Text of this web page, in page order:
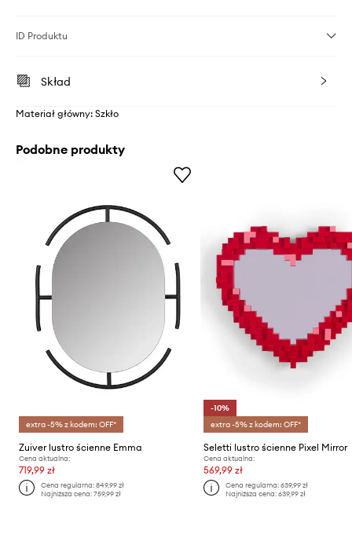
ID Produktu
Skład
Materiał główny: Szkło
Podobne produkty
extra -5% z kodem: OFF*
Zuiver lustro ścienne Emma
Cena aktualna:
719,99 zł
Cena regularna:849,99 zł
Najniższa cena:759,99 zł
-10%
extra -5% z kodem: OFF*
Seletti lustro ścienne Pixel Mirror
Cena aktualna:
569,99 zł
Cena regularna: 639,99 zł
Najniższa cena: 639,99 zł